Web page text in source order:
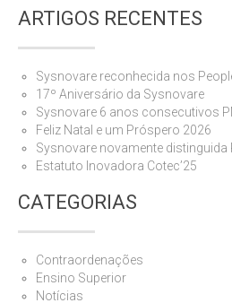
ARTIGOS RECENTES
Sysnovare reconhecida nos
17º Aniversário da Sysnovare
Sysnovare 6 anos consecutivos
Feliz Natal e um Próspero 2026
Sysnovare novamente distinguida
Estatuto Inovadora Cotec’25
CATEGORIAS
Contraordenações
Ensino Superior
Notícias